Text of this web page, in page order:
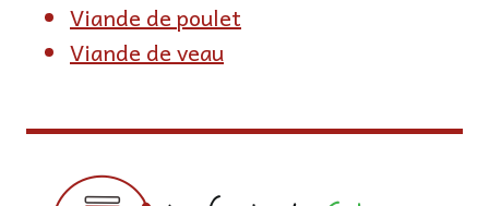
Viande de poulet
Viande de veau